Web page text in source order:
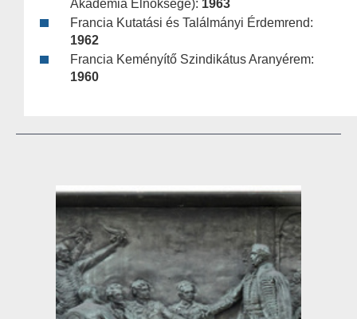
Akadémia Elnöksége): 1963
Francia Kutatási és Találmányi Érdemrend:
1962
Francia Keményítő Szindikátus Aranyérem:
1960